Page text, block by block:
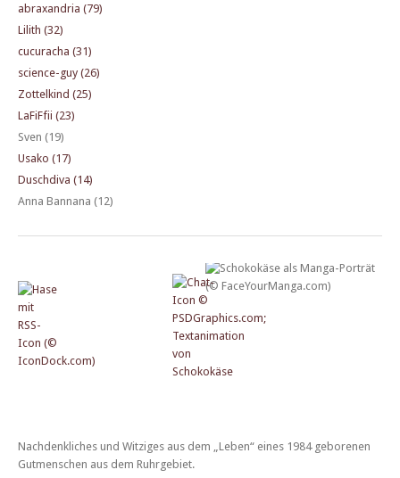
abraxandria (79)
Lilith (32)
cucuracha (31)
science-guy (26)
Zottelkind (25)
LaFiFfii (23)
Sven (19)
Usako (17)
Duschdiva (14)
Anna Bannana (12)
Nachdenkliches und Witziges aus dem „Leben“ eines 1984 geborenen
Gutmenschen aus dem Ruhrgebiet.